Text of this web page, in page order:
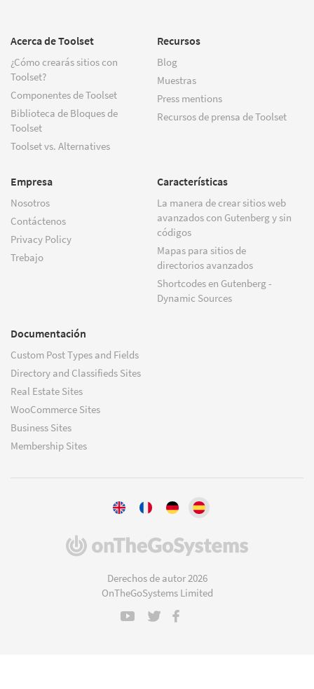
Acerca de Toolset
¿Cómo crearás sitios con
Toolset?
Componentes de Toolset
Biblioteca de Bloques de
Toolset
Toolset vs. Alternatives
Recursos
Blog
Muestras
Press mentions
Recursos de prensa de Toolset
Empresa
Nosotros
Contáctenos
Privacy Policy
Trebajo
Características
La manera de crear sitios web
avanzados con Gutenberg y sin
códigos
Mapas para sitios de
directorios avanzados
Shortcodes en Gutenberg -
Dynamic Sources
Documentación
Custom Post Types and Fields
Directory and Classifieds Sites
Real Estate Sites
WooCommerce Sites
Business Sites
Membership Sites
(se
Derechos de autor 2026
OnTheGoSystems Limited